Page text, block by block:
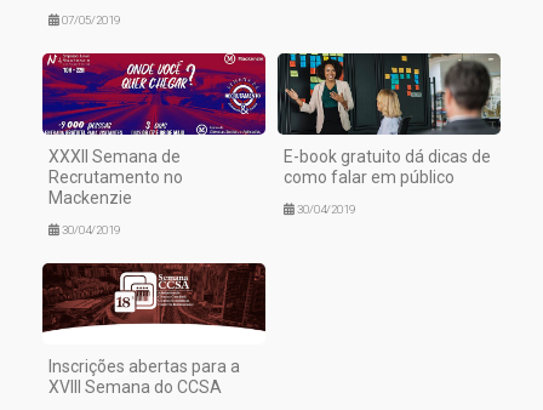
07/05/2019
XXXII Semana de
Recrutamento no
Mackenzie
30/04/2019
E-book gratuito dá dicas de
como falar em público
30/04/2019
Inscrições abertas para a
XVIII Semana do CCSA